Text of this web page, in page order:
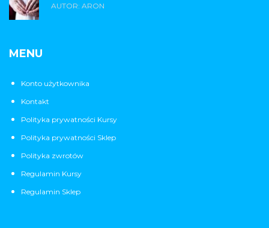
AUTOR: ARON
MENU
Konto użytkownika
Kontakt
Polityka prywatności Kursy
Polityka prywatności Sklep
Polityka zwrotów
Regulamin Kursy
Regulamin Sklep